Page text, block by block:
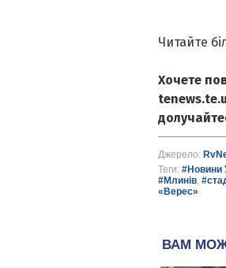
Читайте
Хочете
Джерело:
Теги: #Новини
#Млинів,
«Верес»